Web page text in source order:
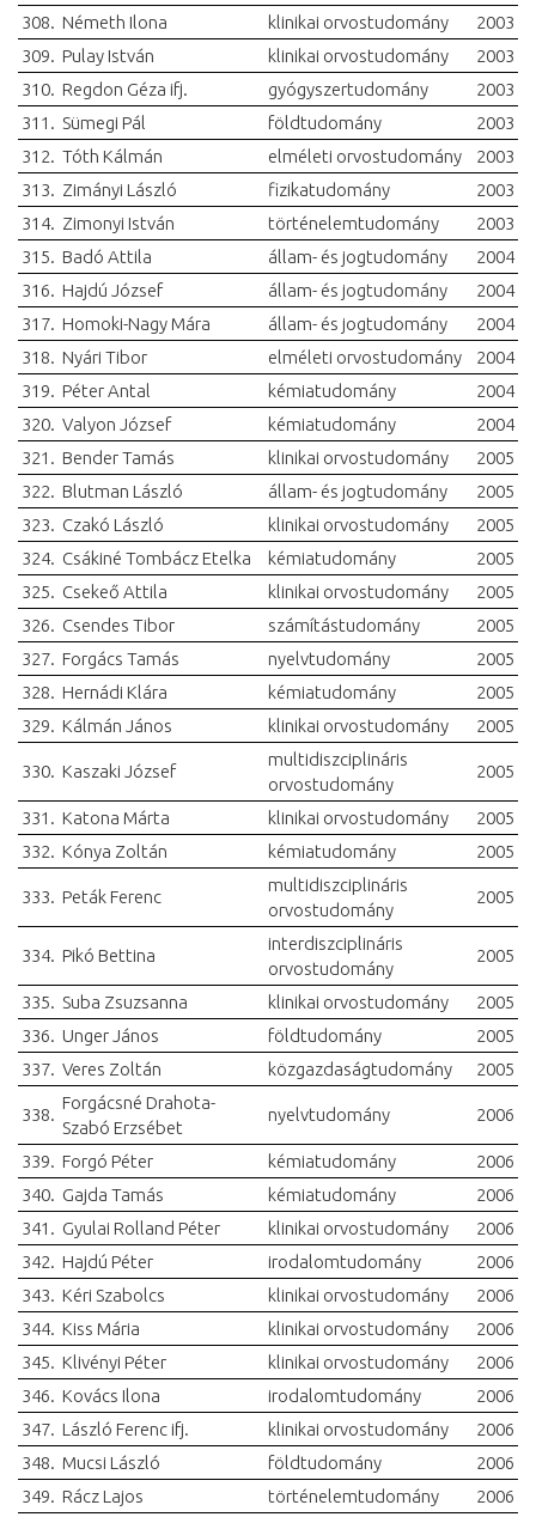
308. Németh Ilona klinikai orvostudomány
2003
309. Pulay István klinikai orvostudomány
2003
310. Regdon Géza ifj. gyógyszertudomány
2003
311. Sümegi Pál földtudomány
2003
312. Tóth Kálmán elméleti orvostudomány
2003
313. Zimányi László fizikatudomány
2003
314. Zimonyi István történelemtudomány
2003
315. Badó Attila állam- és jogtudomány
2004
316. Hajdú József állam- és jogtudomány
2004
317. Homoki-Nagy Mára állam- és jogtudomány
2004
318. Nyári Tibor elméleti orvostudomány
2004
319. Péter Antal kémiatudomány
2004
320. Valyon József kémiatudomány
2004
321. Bender Tamás klinikai orvostudomány
2005
322. Blutman László állam- és jogtudomány
2005
323. Czakó László klinikai orvostudomány
2005
324. Csákiné Tombácz Etelka kémiatudomány
2005
325. Csekeő Attila klinikai orvostudomány
2005
326. Csendes Tibor számítástudomány
2005
327. Forgács Tamás nyelvtudomány
2005
328. Hernádi Klára kémiatudomány
2005
329. Kálmán János klinikai orvostudomány 2005
330. Kaszaki József
multidiszciplináris
orvostudomány
2005
331. Katona Márta klinikai orvostudomány
2005
332. Kónya Zoltán kémiatudomány 2005
333. Peták Ferenc
multidiszciplináris
orvostudomány
2005
334. Pikó Bettina
interdiszciplináris
orvostudomány
2005
335. Suba Zsuzsanna klinikai orvostudomány
2005
336. Unger János földtudomány
2005
337. Veres Zoltán közgazdaságtudomány 2005
338.
Forgácsné Drahota-
Szabó Erzsébet
nyelvtudomány 2006
339. Forgó Péter kémiatudomány
2006
340. Gajda Tamás kémiatudomány
2006
341. Gyulai Rolland Péter klinikai orvostudomány
2006
342. Hajdú Péter irodalomtudomány
2006
343. Kéri Szabolcs klinikai orvostudomány
2006
344. Kiss Mária klinikai orvostudomány
2006
345. Klivényi Péter klinikai orvostudomány
2006
346. Kovács Ilona irodalomtudomány
2006
347. László Ferenc ifj. klinikai orvostudomány
2006
348. Mucsi László földtudomány
2006
349. Rácz Lajos történelemtudomány 2006